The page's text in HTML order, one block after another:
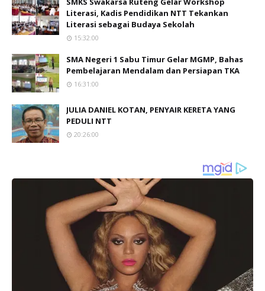
Literasi, Kadis Pendidikan NTT Tekankan
Literasi sebagai Budaya Sekolah
15:32:00
SMA Negeri 1 Sabu Timur Gelar MGMP, Bahas
Pembelajaran Mendalam dan Persiapan TKA
16:31:00
JULIA DANIEL KOTAN, PENYAIR KERETA YANG
PEDULI NTT
20:26:00